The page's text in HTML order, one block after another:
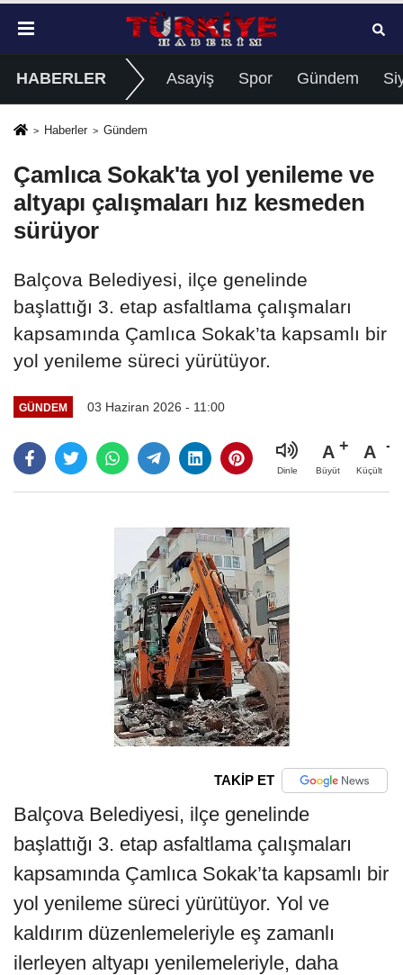
HABERLER Asayiş Spor Gündem
Haberler Gündem
Çamlıca Sokak'ta yol yenileme ve
altyapı çalışmaları hız kesmeden
sürüyor
Balçova Belediyesi, ilçe genelinde
başlattığı 3. etap asfaltlama çalışmaları
kapsamında Çamlıca Sokak’ta kapsamlı bir
yol yenileme süreci yürütüyor.
GÜNDEM 03 Haziran 2026 - 11:00
Dinle
A
Büyüt
A
Küçült
TAKİP ET
Balçova Belediyesi, ilçe genelinde
başlattığı 3. etap asfaltlama çalışmaları
kapsamında Çamlıca Sokak’ta kapsamlı bir
yol yenileme süreci yürütüyor. Yol ve
kaldırım düzenlemeleriyle eş zamanlı
ilerleyen altyapı yenilemeleriyle, daha